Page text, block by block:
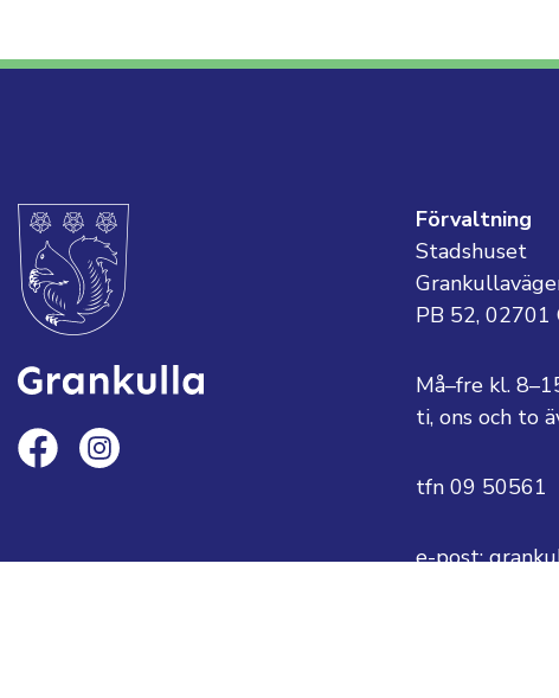
Förvaltning
Stadshuset
PB 52, 02701
Må–fre kl.
ti, ons och to
tfn 09 50561
e-post: